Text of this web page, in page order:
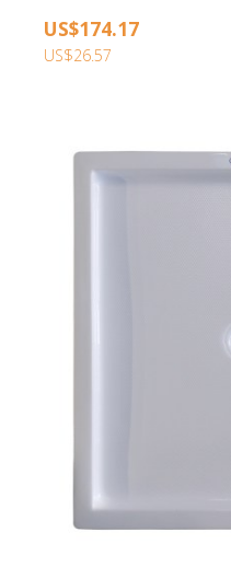
US$174.17
US$26.57